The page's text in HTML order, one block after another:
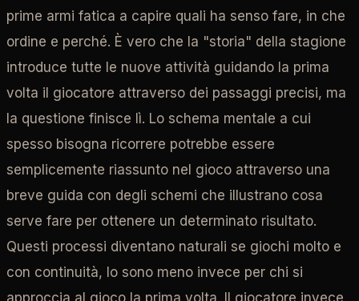
prime armi fatica a capire quali ha senso fare, in che
ordine e perché. È vero che la "storia" della stagione
introduce tutte le nuove attività guidando la prima
volta il giocatore attraverso dei passaggi precisi, ma
la questione finisce lì. Lo schema mentale a cui
spesso bisogna ricorrere potrebbe essere
semplicemente riassunto nel gioco attraverso una
breve guida con degli schemi che illustrano cosa
serve fare per ottenere un determinato risultato.
Questi processi diventano naturali se giochi molto e
con continuità, lo sono meno invece per chi si